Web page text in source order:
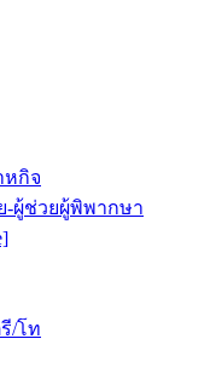
หกิจ
ผู้ช่วยผู้พิพากษา
/โท